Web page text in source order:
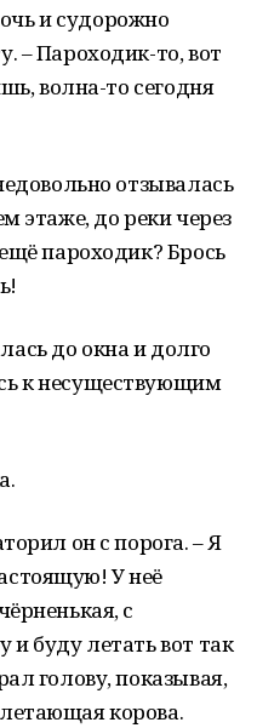
и судорожно
– Пароходик-то, вот
волна-то сегодня
отзывалась
этаже, до реки через
пароходик? Брось
до окна и долго
к несуществующим
он с порога. – Я
У неё
с
буду летать вот так
голову, показывая,
корова.